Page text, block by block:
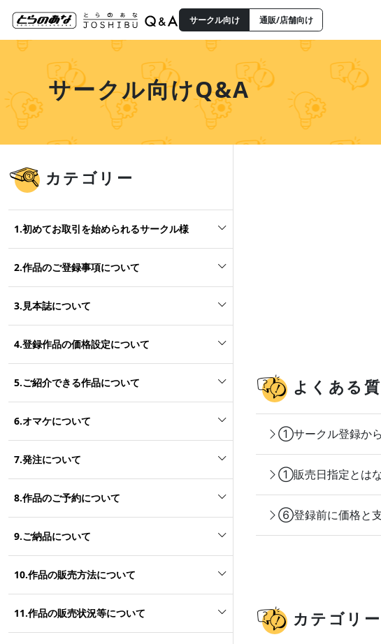
サークル向け 通販/店舗向け
サークル向けQ&A
カテゴリー
1.初めてお取引を始められるサークル様
2.作品のご登録事項について
3.見本誌について
4.登録作品の価格設定について
5.ご紹介できる作品について
6.オマケについて
7.発注について
8.作品のご予約について
9.ご納品について
10.作品の販売方法について
11.作品の販売状況等について
よくある
①サークル登録から
①販売日指定とは
⑥登録前に価格と支
カテゴリ